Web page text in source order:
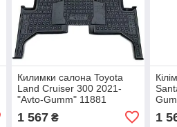
Килимки салона Toyota
Land Cruiser 300 2021-
"Avto-Gumm" 11881
1 567₴ 1